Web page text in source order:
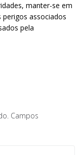
manter-se em
associados
pela
Campos